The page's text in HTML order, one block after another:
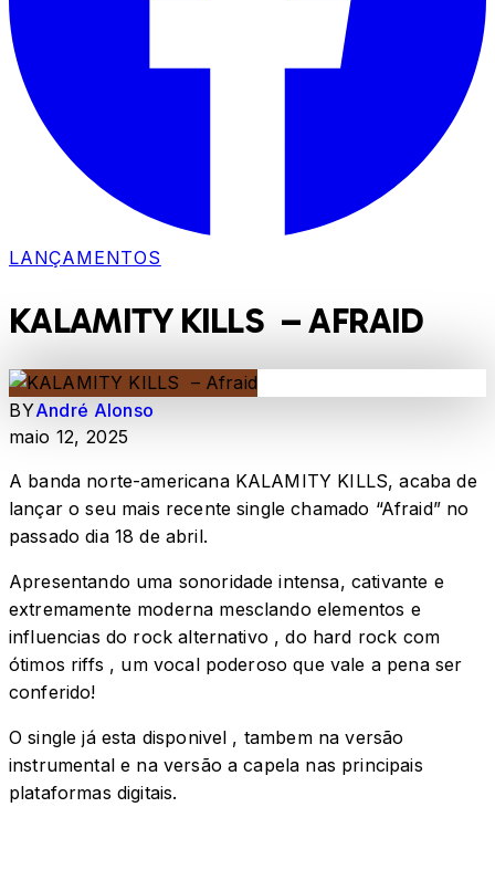
LANÇAMENTOS
KALAMITY KILLS – AFRAID
BYAndré Alonso
maio 12, 2025
A banda norte-americana KALAMITY KILLS, acaba de
lançar o seu mais recente single chamado “Afraid” no
passado dia 18 de abril.
Apresentando uma sonoridade intensa, cativante e
extremamente moderna mesclando elementos e
influencias do rock alternativo , do hard rock com
ótimos riffs , um vocal poderoso que vale a pena ser
conferido!
O single já esta disponivel , tambem na versão
instrumental e na versão a capela nas principais
plataformas digitais.